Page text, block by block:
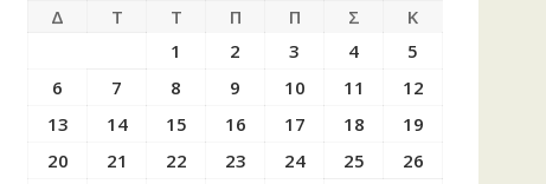
Δ Τ Τ Π Π Σ
Κ
1
2 3 4
5
6
7 8 9 10 11
12
13
14 15 16 17 18
19
20
21 22 23 24 25
26